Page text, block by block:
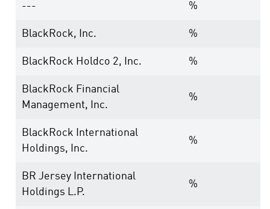
--- %
BlackRock, Inc. %
BlackRock Holdco 2, Inc. %
BlackRock Financial
Management, Inc.
%
BlackRock International
Holdings, Inc.
%
BR Jersey International
Holdings L.P.
%